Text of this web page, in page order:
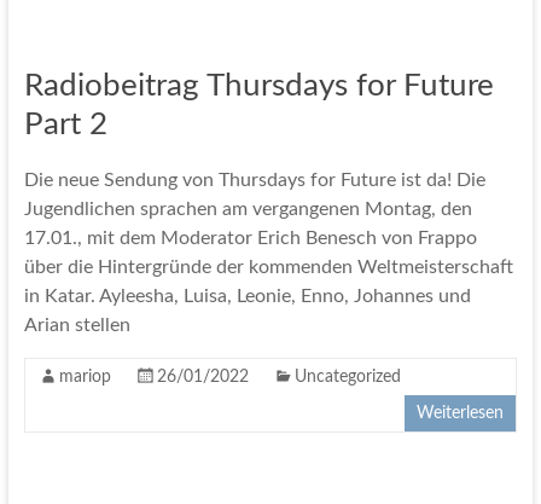
Radiobeitrag Thursdays for Future
Part 2
Die neue Sendung von Thursdays for Future ist da! Die
Jugendlichen sprachen am vergangenen Montag, den
17.01., mit dem Moderator Erich Benesch von Frappo
über die Hintergründe der kommenden Weltmeisterschaft
in Katar. Ayleesha, Luisa, Leonie, Enno, Johannes und
Arian stellen
mariop 26/01/2022 Uncategorized
Weiterlesen